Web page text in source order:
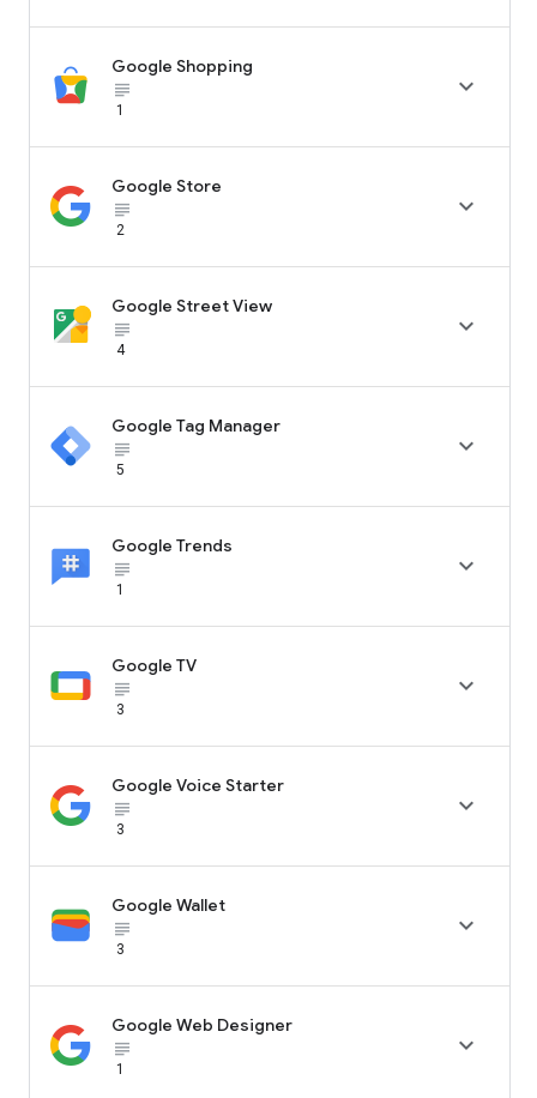
Google Shopping
subject_black
1

Google Store
subject_black
2

Google Street View
subject_black
4

Google Tag Manager
subject_black
5

Google Trends
subject_black
1

Google TV
subject_black
3

Google Voice Starter
subject_black
3

Google Wallet
subject_black
3

Google Web Designer
subject_black
1
